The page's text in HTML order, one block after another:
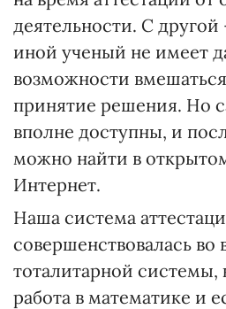
деятельности. С
иной ученый не имеет
возможности
принятие решения. Но
вполне доступны, и
можно найти в
Интернет.
Наша система
совершенствовалась во
тоталитарной системы,
работа в математике и